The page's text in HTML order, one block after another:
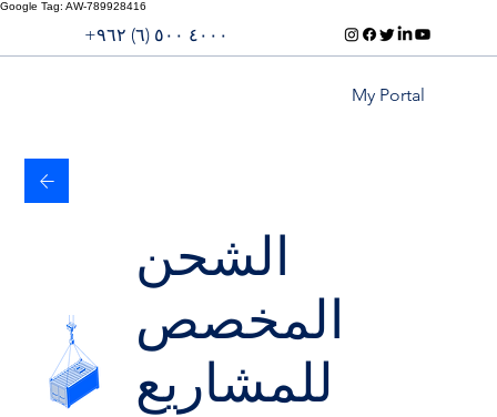
Google Tag: AW-789928416
My Portal
​+۹٦۲ (٦) ٥۰۰ ٤۰۰۰
الشحن
المخصص
للمشاريع